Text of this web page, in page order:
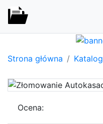
Strona główna Katalog
Ocena: